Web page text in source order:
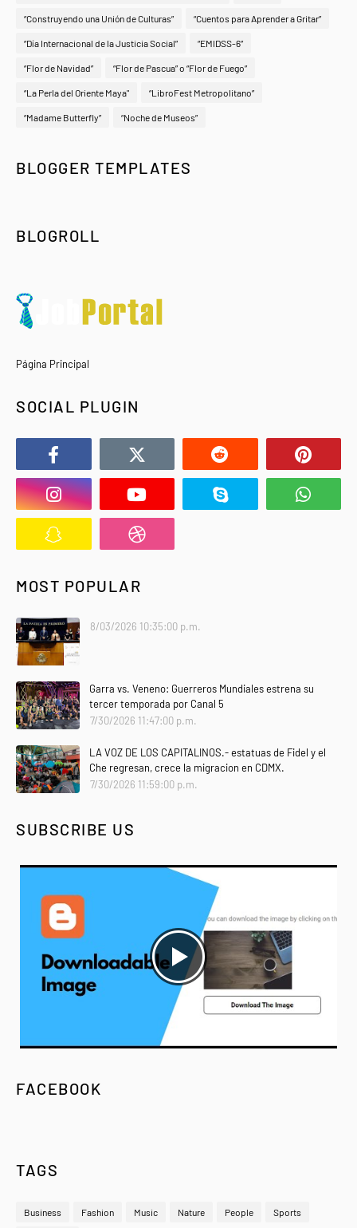
“Construyendo una Unión de Culturas” “Cuentos para Aprender a Gritar”
“Día Internacional de la Justicia Social” “EMIDSS-6”
“Flor de Navidad” “Flor de Pascua” o “Flor de Fuego”
“La Perla del Oriente Maya" “LibroFest Metropolitano”
“Madame Butterfly” “Noche de Museos”
BLOGGER TEMPLATES
BLOGROLL
Página Principal
SOCIAL PLUGIN
MOST POPULAR
8/03/2026 10:35:00 p.m.
Garra vs. Veneno: Guerreros Mundiales estrena su
tercer temporada por Canal 5
7/30/2026 11:47:00 p.m.
LA VOZ DE LOS CAPITALINOS.- estatuas de Fidel y el
Che regresan, crece la migracion en CDMX.
7/30/2026 11:59:00 p.m.
SUBSCRIBE US
FACEBOOK
TAGS
Business Fashion Music Nature People Sports